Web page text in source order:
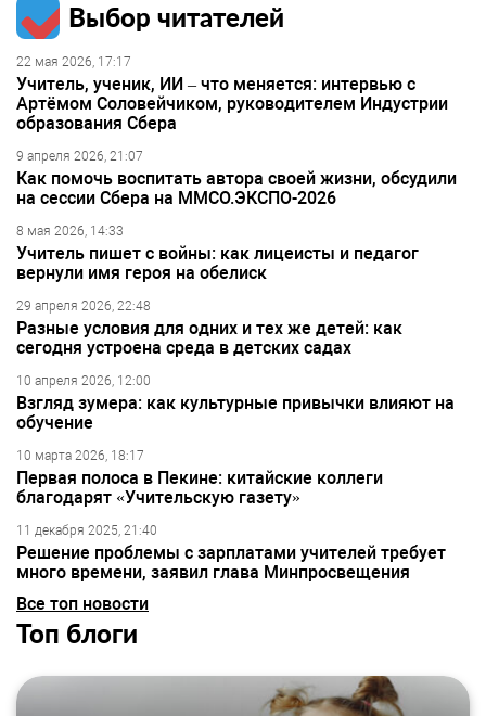
Выбор читателей
22 мая 2026, 17:17
Учитель, ученик, ИИ – что меняется: интервью с
Артёмом Соловейчиком, руководителем Индустрии
образования Сбера
9 апреля 2026, 21:07
Как помочь воспитать автора своей жизни, обсудили
на сессии Сбера на ММСО.ЭКСПО-2026
8 мая 2026, 14:33
Учитель пишет с войны: как лицеисты и педагог
вернули имя героя на обелиск
29 апреля 2026, 22:48
Разные условия для одних и тех же детей: как
сегодня устроена среда в детских садах
10 апреля 2026, 12:00
Взгляд зумера: как культурные привычки влияют на
обучение
10 марта 2026, 18:17
Первая полоса в Пекине: китайские коллеги
благодарят «Учительскую газету»
11 декабря 2025, 21:40
Решение проблемы с зарплатами учителей требует
много времени, заявил глава Минпросвещения
Все топ новости
Топ блоги